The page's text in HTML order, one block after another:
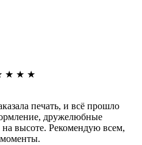
★ ★ ★
печать, и всё прошло
дружелюбные
на высоте. Рекомендую всем,